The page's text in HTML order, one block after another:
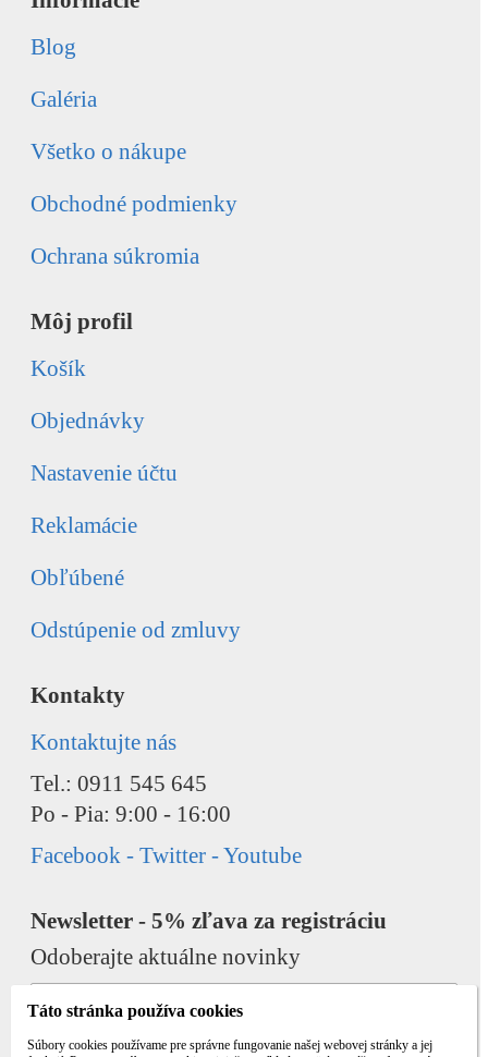
Blog
Galéria
Všetko o nákupe
Obchodné podmienky
Ochrana súkromia
Môj profil
Košík
Objednávky
Nastavenie účtu
Reklamácie
Obľúbené
Odstúpenie od zmluvy
Kontakty
Kontaktujte nás
Tel.: 0911 545 645
Po - Pia: 9:00 - 16:00
Facebook - Twitter - Youtube
Newsletter - 5% zľava za registráciu
Odoberajte aktuálne novinky
Táto stránka používa cookies
Súbory cookies používame pre správne fungovanie našej webovej stránky a jej